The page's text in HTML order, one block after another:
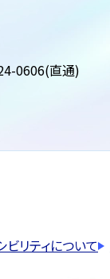
0606(直通)
ビリティについて